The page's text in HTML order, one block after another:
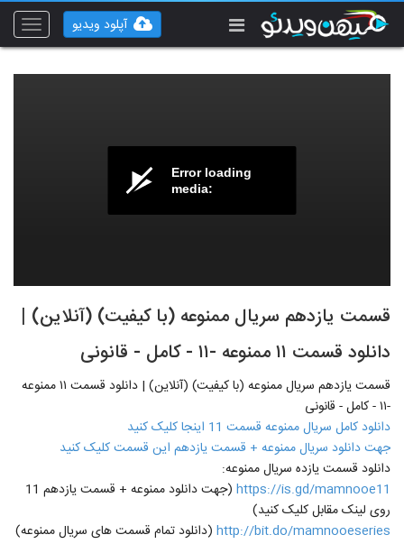
Toggle
آپلود ویدیو
Error loading
media:
قسمت یازدهم سریال ممنوعه (با کیفیت) (آنلاین) |
دانلود قسمت ۱۱ ممنوعه -۱۱ - کامل - قانونی
قسمت یازدهم سریال ممنوعه (با کیفیت) (آنلاین) | دانلود قسمت ۱۱ ممنوعه
-۱۱ - کامل - قانونی
دانلود کامل سریال ممنوعه قسمت 11 اینجا کلیک کنید
جهت دانلود سریال ممنوعه + قسمت یازدهم این قسمت کلیک کنید
دانلود قسمت یازده سریال ممنوعه:
https://is.gd/mamnooe11
(جهت دانلود ممنوعه + قسمت یازدهم 11
روی لینک مقابل کلیک کنید)
http://bit.do/mamnooeseries (دانلود تمام قسمت های سریال ممنوعه)